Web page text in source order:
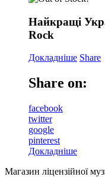
Найкращi
Rock
Докладніше Share
Share on:
facebook
twitter
google
pinterest
Докладніше
Магазин ліцензійної